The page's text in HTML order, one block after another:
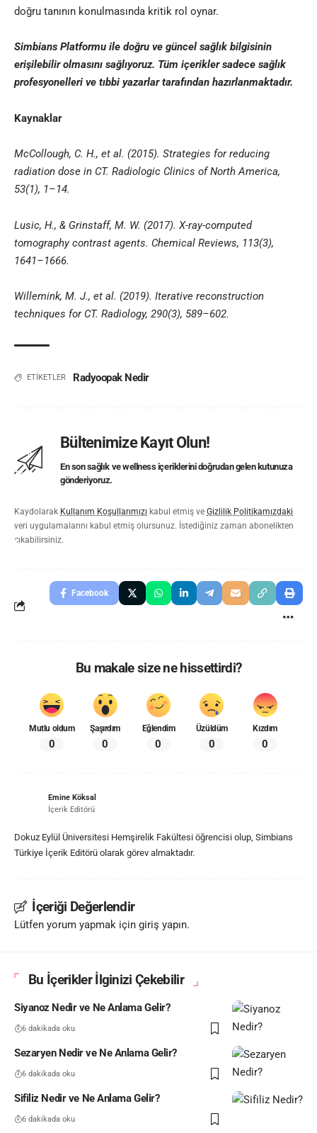
doğru tanının konulmasında kritik rol oynar.
Simbians Platformu ile doğru ve güncel sağlık bilgisinin
erişilebilir olmasını sağlıyoruz. Tüm içerikler sadece sağlık
profesyonelleri ve tıbbi yazarlar tarafından hazırlanmaktadır.
Kaynaklar
McCollough, C. H., et al. (2015). Strategies for reducing
radiation dose in CT. Radiologic Clinics of North America,
53(1), 1–14.
Lusic, H., & Grinstaff, M. W. (2017). X-ray-computed
tomography contrast agents. Chemical Reviews, 113(3),
1641–1666.
Willemink, M. J., et al. (2019). Iterative reconstruction
techniques for CT. Radiology, 290(3), 589–602.
ETİKETLER Radyoopak Nedir
Bültenimize Kayıt Olun!
En son sağlık ve wellness içeriklerini doğrudan gelen kutunuza
gönderiyoruz.
Kaydolarak Kullanım Koşullarımızı kabul etmiş ve Gizlilik Politikamızdaki
veri uygulamalarını kabul etmiş olursunuz. İstediğiniz zaman abonelikten
çıkabilirsiniz.
Facebook
Bu makale size ne hissettirdi?
Mutlu oldum
0
Şaşırdım
0
Eğlendim
0
Üzüldüm
0
Kızdım
0
Emine Köksal
İçerik Editörü
Dokuz Eylül Üniversitesi Hemşirelik Fakültesi öğrencisi olup, Simbians
Türkiye İçerik Editörü olarak görev almaktadır.
İçeriği Değerlendir
Lütfen yorum yapmak için giriş yapın.
Bu İçerikler İlginizi Çekebilir
Siyanoz Nedir ve Ne Anlama Gelir?
6 dakikada oku
Sezaryen Nedir ve Ne Anlama Gelir?
6 dakikada oku
Sifiliz Nedir ve Ne Anlama Gelir?
6 dakikada oku